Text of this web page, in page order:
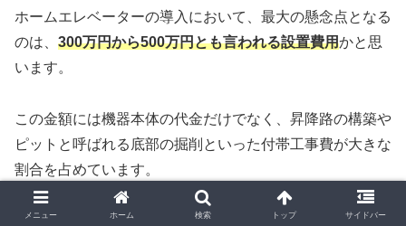
ホームエレベーターの導入において、最大の懸念点となる
のは、 300万円から500万円とも言われる設置費用かと思
います。
この金額には機器本体の代金だけでなく、昇降路の構築や
ピットと呼ばれる底部の掘削といった付帯工事費が大きな
割合を占めています。
メニュー ホーム 検索 トップ サイドバー